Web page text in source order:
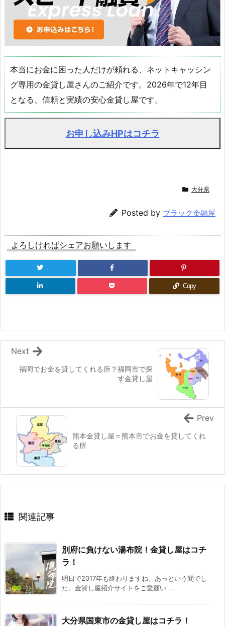
本当にお金に困った人だけが頼れる、ネットキャッシン
グ専用の金貸し屋さんのご紹介です。2026年で12年目
となる、信頼と実績の安心金貸し屋です。
お申し込みHPはコチラ
大分県
Posted by ブラック金融屋
よろしければシェアお願いします
Copy
福岡でお金を貸してくれる所？福岡市で探
す金貸し屋
Next
熊本金貸し屋＝熊本市でお金を貸してくれ
る所
Prev
関連記事
別府に負けない湯布院！金貸し屋はコチ
ラ！
明日で2017年も終わりますね。あっという間でし
た。金貸し屋紹介サイトをご愛顧い ...
大分県国東市の金貸し屋はコチラ！